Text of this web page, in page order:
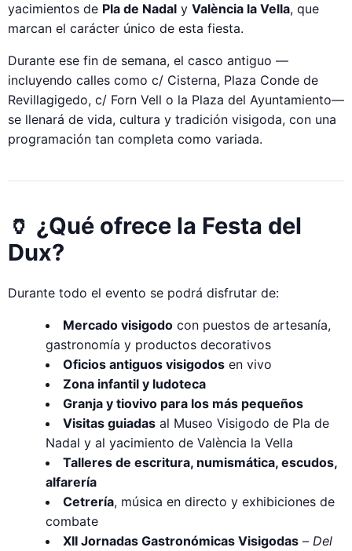
yacimientos de Pla de Nadal y València la Vella, que
marcan el carácter único de esta fiesta.
Durante ese fin de semana, el casco antiguo —
incluyendo calles como c/ Cisterna, Plaza Conde de
Revillagigedo, c/ Forn Vell o la Plaza del Ayuntamiento—
se llenará de vida, cultura y tradición visigoda, con una
programación tan completa como variada.
🏺 ¿Qué ofrece la Festa del
Dux?
Durante todo el evento se podrá disfrutar de:
Mercado visigodo con puestos de artesanía,
gastronomía y productos decorativos
Oficios antiguos visigodos en vivo
Zona infantil y ludoteca
Granja y tiovivo para los más pequeños
Visitas guiadas al Museo Visigodo de Pla de
Nadal y al yacimiento de València la Vella
Talleres de escritura, numismática, escudos,
alfarería
Cetrería, música en directo y exhibiciones de
combate
XII Jornadas Gastronómicas Visigodas – Del